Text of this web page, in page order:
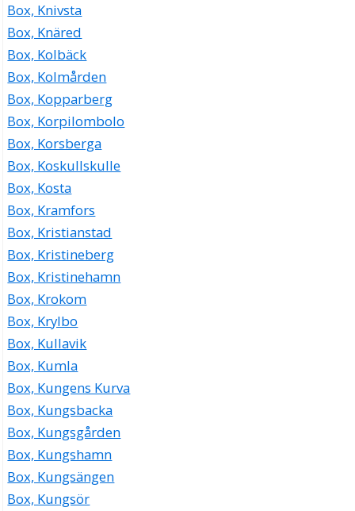
Box, Knivsta
Box, Knäred
Box, Kolbäck
Box, Kolmården
Box, Kopparberg
Box, Korpilombolo
Box, Korsberga
Box, Koskullskulle
Box, Kosta
Box, Kramfors
Box, Kristianstad
Box, Kristineberg
Box, Kristinehamn
Box, Krokom
Box, Krylbo
Box, Kullavik
Box, Kumla
Box, Kungens Kurva
Box, Kungsbacka
Box, Kungsgården
Box, Kungshamn
Box, Kungsängen
Box, Kungsör